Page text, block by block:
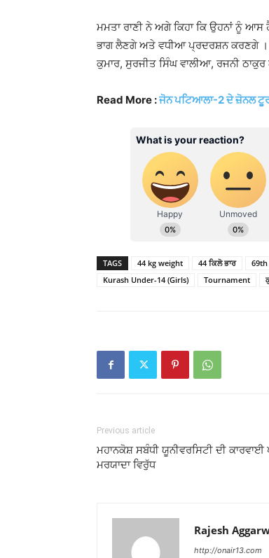
ਮਮਤਾ ਰਾਣੀ ਨੇ ਅਗੇ ਕਿਹਾ ਕਿ ਉਹਨਾਂ ਨੂੰ
ਭਾਗ ਲੈਣਗੇ ਅਤੇ ਵਧੀਆ ਪ੍ਰਦਰਸ਼ਨ ਕਰਣਗੇ ।
ਕੁਮਾਰ, ਸੁਰਜੀਤ ਸਿੰਘ ਵਾਲੀਆ, ਰਜਨੀ
Read More :ਜੋਨ ਪਟਿਆਲਾ-2 ਦੇ ਜ਼ੋਨਲ
TAGS 44 kg weight 44 ਕਿਲੋ ਭਾਰ 69th
Kurash Under-14 (Girls)
Tournament
Previous article
ਮਹਾਨਕੋਸ਼ ਸਬੰਧੀ ਯੂਨੀਵਰਸਿਟੀ ਦੀ
ਮਰਯਾਦਾ ਵਿਰੁੱਧ
Rajesh
http://onair13.com